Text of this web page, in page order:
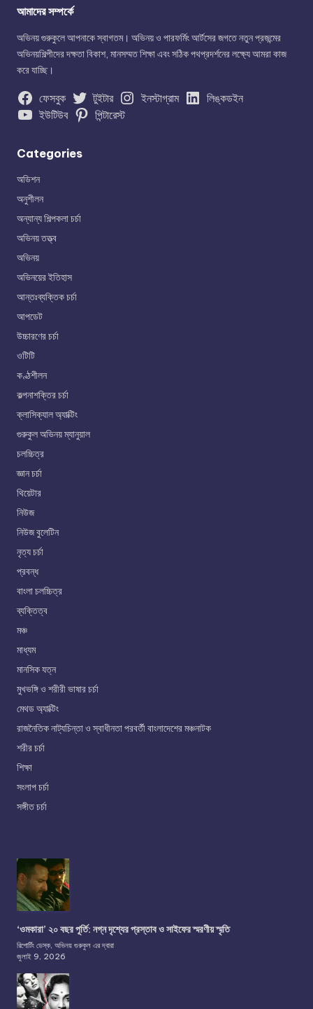
আমাদের সম্পর্কে
অভিনয় গুরুকুলে আপনাকে স্বাগতম। অভিনয় ও পারফর্মিং আর্টসের জগতে নতুন প্রজন্মের
অভিনয়শিল্পীদের দক্ষতা বিকাশ, মানসম্মত শিক্ষা এবং সঠিক পথপ্রদর্শনের লক্ষ্যে আমরা কাজ
করে যাচ্ছি।
ফেসবুক টুইটার ইনস্টাগ্রাম
লিঙ্কডইন
ইউটিউব
পিন্টারেস্ট
Categories
অডিশন
অনুশীলন
অন্যান্য শিল্পকলা চর্চা
অভিনয় তত্ত্ব
অভিনয়
অভিনয়ের ইতিহাস
আন্তঃব্যক্তিক চর্চা
আপডেট
উচ্চারণের চর্চা
ওটিটি
কণ্ঠশীলন
কল্পনাশক্তির চর্চা
ক্লাসিক্যাল অ্যাক্টিং
গুরুকুল অভিনয় ম্যানুয়াল
চলচ্চিত্র
জ্ঞান চর্চা
থিয়েটার
নিউজ
নিউজ বুলেটিন
নৃত্য চর্চা
প্রবন্ধ
বাংলা চলচ্চিত্র
ব্যক্তিত্ব
মঞ্চ
মাধ্যম
মানসিক যত্ন
মুখভঙ্গি ও শরীরী ভাষার চর্চা
মেথড অ্যাক্টিং
রাজনৈতিক নাট্যচিন্তা ও স্বাধীনতা পরবর্তী বাংলাদেশের মঞ্চনাটক
শরীর চর্চা
শিক্ষা
সংলাপ চর্চা
সঙ্গীত চর্চা
‘ওমকারা’ ২০ বছর পূর্তি: নগ্ন দৃশ্যের প্রস্তাব ও সাইফের স্মরণীয় স্মৃতি
রিপোর্টিং ডেস্ক, অভিনয় গুরুকুল এর দ্বারা
জুলাই 9, 2026